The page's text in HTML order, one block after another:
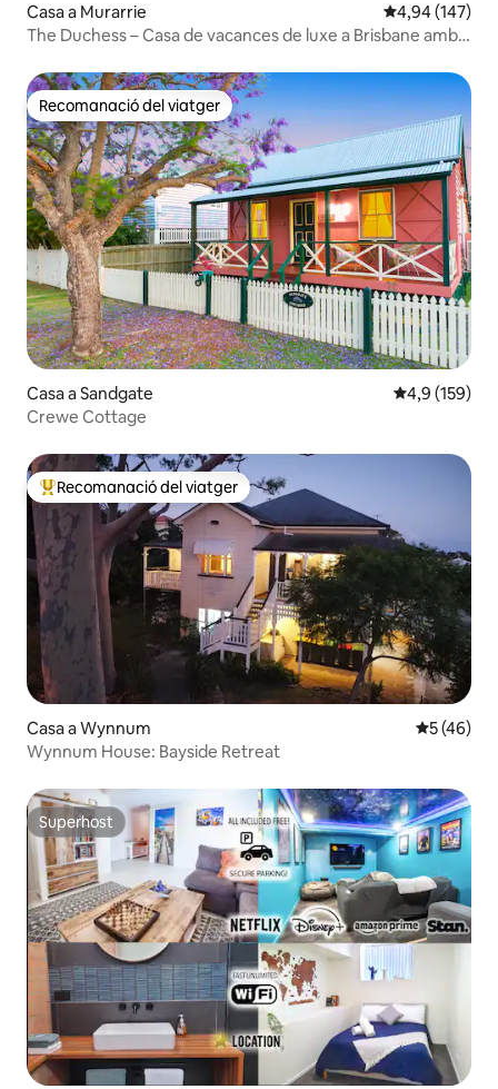
Casa a Murarrie 4,94 de
4,94 (147)
The Duchess – Casa de vacances de luxe a Brisbane amb
Recomanació del viatger
Recomanació del viatger
Casa a Sandgate 4,9 de
4,9 (159)
Crewe Cottage
Principals recomanacions dels viatgers
Recomanació del viatger
Casa a Wynnum 5 de
5 (46)
Wynnum House: Bayside Retreat
Superhost
Superhost